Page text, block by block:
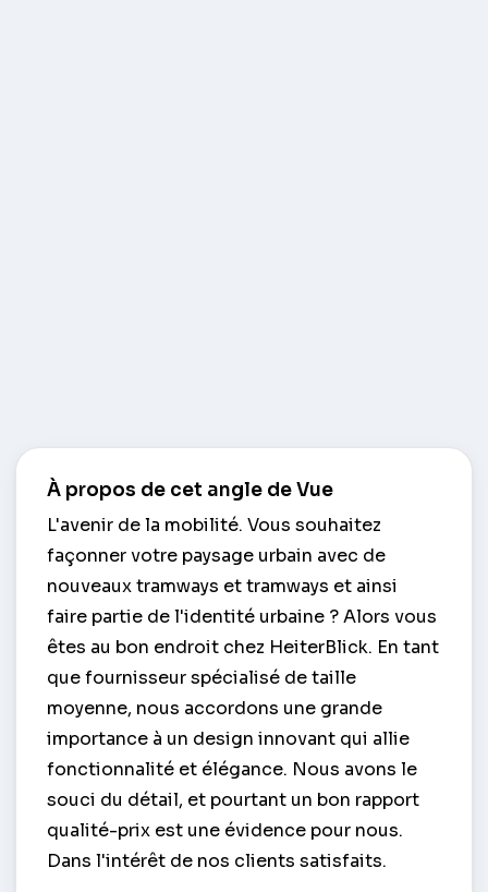
À propos de cet angle de Vue
L'avenir de la mobilité. Vous souhaitez
façonner votre paysage urbain avec de
nouveaux tramways et tramways et ainsi
faire partie de l'identité urbaine ? Alors vous
êtes au bon endroit chez HeiterBlick. En tant
que fournisseur spécialisé de taille
moyenne, nous accordons une grande
importance à un design innovant qui allie
fonctionnalité et élégance. Nous avons le
souci du détail, et pourtant un bon rapport
qualité-prix est une évidence pour nous.
Dans l'intérêt de nos clients satisfaits.